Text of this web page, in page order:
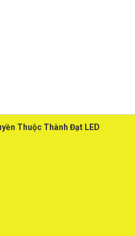
Thuộc Thành Đạt LED